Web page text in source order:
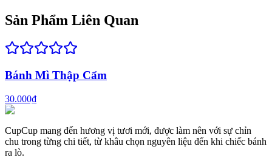
Sản Phẩm Liên Quan
Bánh Mì Thập Cẩm
30.000₫
CupCup mang đến hương vị tươi mới, được làm nên với sự chỉn
chu trong từng chi tiết, từ khâu chọn nguyên liệu đến khi chiếc bánh
ra lò.